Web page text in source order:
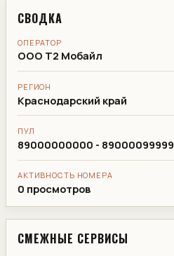
СВОДКА
ОПЕРАТОР
ООО Т2 Мобайл
РЕГИОН
Краснодарский край
ПУЛ
89000000000 - 89000099999
АКТИВНОСТЬ НОМЕРА
0 просмотров
СМЕЖНЫЕ СЕРВИСЫ